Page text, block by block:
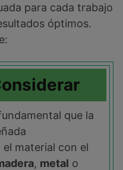
para cada trabajo
óptimos.
que la
material con el
, metal o